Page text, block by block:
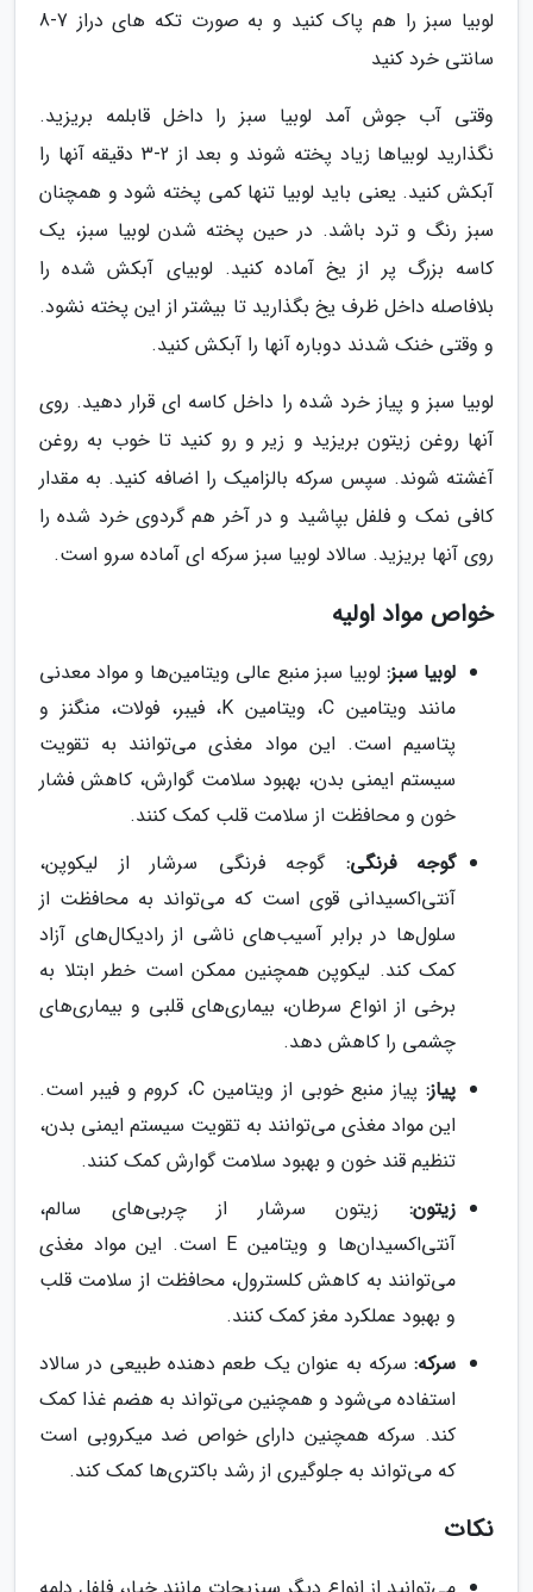
لوبیا سبز را هم پاک کنید و به صورت تکه های دراز 7-8
سانتی خرد کنید
وقتی آب جوش آمد لوبیا سبز را داخل قابلمه بریزید.
نگذارید لوبیاها زیاد پخته شوند و بعد از 2-3 دقیقه آنها را
آبکش کنید. یعنی باید لوبیا تنها کمی پخته شود و همچنان
سبز رنگ و ترد باشد. در حین پخته شدن لوبیا سبز، یک
کاسه بزرگ پر از یخ آماده کنید. لوبیای آبکش شده را
بلافاصله داخل ظرف یخ بگذارید تا بیشتر از این پخته نشود.
و وقتی خنک شدند دوباره آنها را آبکش کنید.
لوبیا سبز و پیاز خرد شده را داخل کاسه ای قرار دهید. روی
آنها روغن زیتون بریزید و زیر و رو کنید تا خوب به روغن
آغشته شوند. سپس سرکه بالزامیک را اضافه کنید. به مقدار
کافی نمک و فلفل بپاشید و در آخر هم گردوی خرد شده را
روی آنها بریزید. سالاد لوبیا سبز سرکه ای آماده سرو است.
خواص مواد اولیه
لوبیا سبز: لوبیا سبز منبع عالی ویتامین‌ها و مواد معدنی
مانند ویتامین C، ویتامین K، فیبر، فولات، منگنز و
پتاسیم است. این مواد مغذی می‌توانند به تقویت
سیستم ایمنی بدن، بهبود سلامت گوارش، کاهش فشار
خون و محافظت از سلامت قلب کمک کنند.
گوجه فرنگی: گوجه فرنگی سرشار از لیکوپن،
آنتی‌اکسیدانی قوی است که می‌تواند به محافظت از
سلول‌ها در برابر آسیب‌های ناشی از رادیکال‌های آزاد
کمک کند. لیکوپن همچنین ممکن است خطر ابتلا به
برخی از انواع سرطان، بیماری‌های قلبی و بیماری‌های
چشمی را کاهش دهد.
پیاز:
پیاز منبع خوبی از ویتامین C، کروم و فیبر است.
این مواد مغذی می‌توانند به تقویت سیستم ایمنی بدن،
تنظیم قند خون و بهبود سلامت گوارش کمک کنند.
زیتون: زیتون سرشار از چربی‌های سالم،
آنتی‌اکسیدان‌ها و ویتامین E است. این مواد مغذی
می‌توانند به کاهش کلسترول، محافظت از سلامت قلب
و بهبود عملکرد مغز کمک کنند.
سرکه: سرکه به عنوان یک طعم دهنده طبیعی در سالاد
استفاده می‌شود و همچنین می‌تواند به هضم غذا کمک
کند. سرکه همچنین دارای خواص ضد میکروبی است
که می‌تواند به جلوگیری از رشد باکتری‌ها کمک کند.
نکات